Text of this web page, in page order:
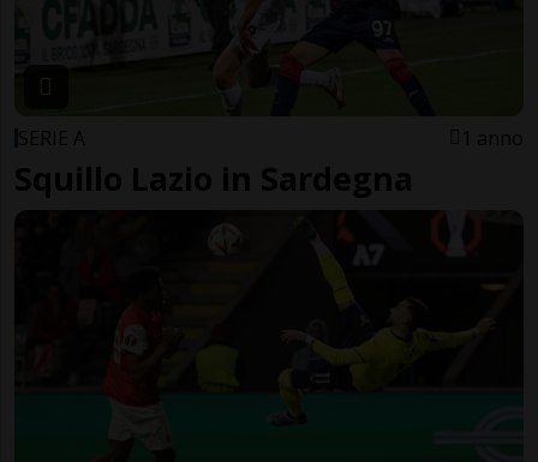
SERIE A 1 anno
Squillo Lazio in Sardegna